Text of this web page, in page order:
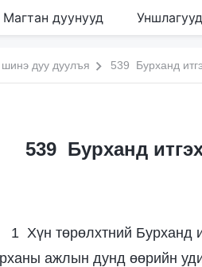
Магтан дуунууд Уншлагууд
шинэ дуу дуулъя 539 Бурханд
539 Бурханд
1 Хүн төрөлхтний Бурханд
ажлын дунд өөрийн